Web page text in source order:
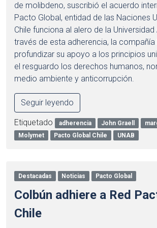
de molibdeno, suscribió el acuerdo
Pacto Global, entidad de las Naciones
Chile funciona al alero de la
través de esta adherencia, la
profundizar su apoyo a los principios
el resguardo los derechos humanos,
medio ambiente y anticorrupción.
Seguir leyendo
Etiquetado adherencia John Graell
Molymet
Pacto Global Chile UNAB
Destacadas Noticias Pacto Global
Colbún adhiere a Red
Chile